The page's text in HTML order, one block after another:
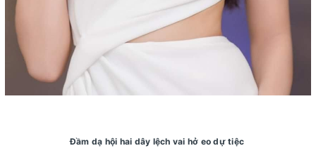
Đầm dạ hội hai dây lệch vai hở eo dự tiệc